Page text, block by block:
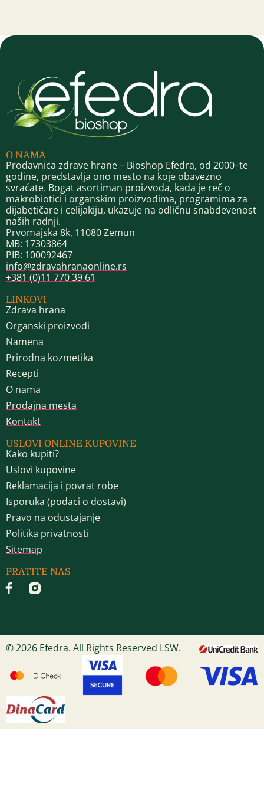
O NAMA
Prodavnica zdrave hrane – Bioshop Efedra, od 2000–te
godine, predstavlja ono mesto na koje obavezno
svraćate. Bogat asortiman proizvoda, kada je reč o
makrobiotici i organskim proizvodima, programima za
dijabetičare i celijakiju, ukazuje na odličnu snabdevenost
naših radnji.
Prvomajska 8k, 11080 Zemun
MB: 17303864
PIB: 100092467
info@zdravahranaonline.rs
+381 (0)11 770 39 61
LINKOVI
Zdrava hrana
Organski proizvodi
Namena
Prirodna kozmetika
Recepti
O nama
Prodajna mesta
Kontakt
USLOVI ONLINE KUPOVINE
Kako kupiti?
Uslovi kupovine
Reklamacija i povrat robe
Isporuka (podaci o dostavi)
Pravo na odustajanje
Politika privatnosti
Sitemap
PRATITE NAS
© 2026 Efedra. All Rights Reserved LSW.